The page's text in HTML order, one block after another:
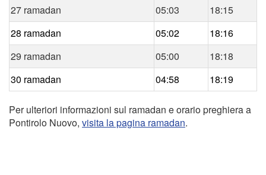
27 ramadan
05:03
18:15
28 ramadan
05:02
18:16
29 ramadan
05:00
18:18
30 ramadan
04:58 18:19
Per ulteriori informazioni sul ramadan e orario preghiera a
Pontirolo Nuovo, visita la pagina ramadan.